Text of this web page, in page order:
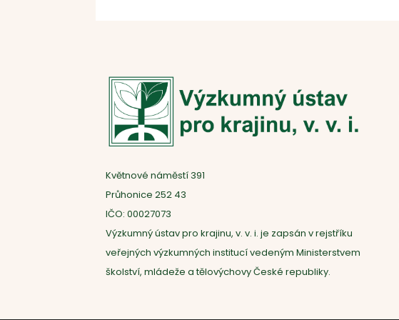
Květnové náměstí 391
Průhonice 252 43
IČO: 00027073
Výzkumný ústav pro krajinu, v. v. i. je zapsán v rejstříku
veřejných výzkumných institucí vedeným Ministerstvem
školství, mládeže a tělovýchovy České republiky.